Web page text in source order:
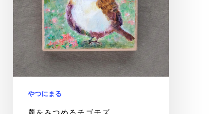
る
ズ
やつにまる